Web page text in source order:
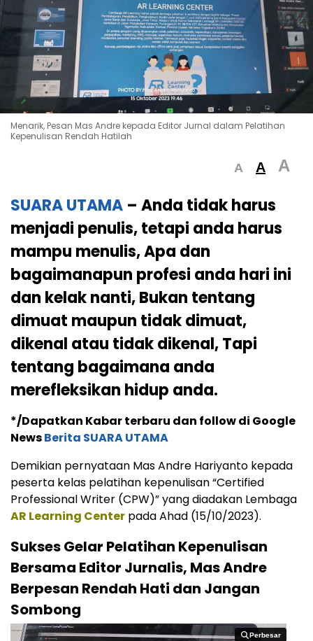
Menarik, Pesan Mas Andre kepada Editor Jurnal dalam Pelatihan
Kepenulisan Rendah Hatilah
A A A
SUARA UTAMA – Anda tidak harus
menjadi penulis, tetapi anda harus
mampu menulis, Apa dan
bagaimanapun profesi anda hari ini
dan kelak nanti, Bukan tentang
dimuat maupun tidak dimuat,
dikenal atau tidak dikenal, Tapi
tentang bagaimana anda
merefleksikan hidup anda.
*/Dapatkan Kabar terbaru dan follow di Google
NewsBerita SUARA UTAMA
Demikian pernyataan Mas Andre Hariyanto kepada
peserta kelas pelatihan kepenulisan “Certified
Professional Writer (CPW)” yang diadakan Lembaga
AR Learning Center pada Ahad (15/10/2023).
Sukses Gelar Pelatihan Kepenulisan
Bersama Editor Jurnalis, Mas Andre
Berpesan Rendah Hati dan Jangan
Sombong
Perbesar
Perbesar